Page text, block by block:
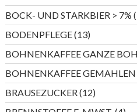
BOCK- UND STARKBIER > 7%
BODENPFLEGE 1313
Produkte
BOHNENKAFFEE GANZE
BOHNENKAFFEE GEMAHLEN
BRAUSEZUCKER 1212
Produkte